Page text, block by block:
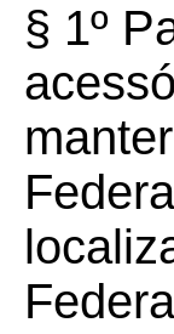
§ 1º